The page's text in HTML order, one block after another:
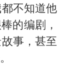
不知道他
的编剧，
事，甚至